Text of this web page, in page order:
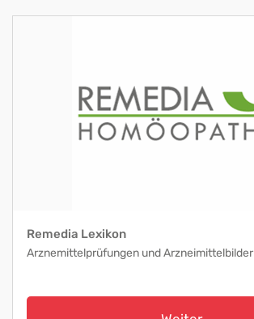
Remedia Lexikon
Arznemittelprüfungen und Arzneimittelbilder